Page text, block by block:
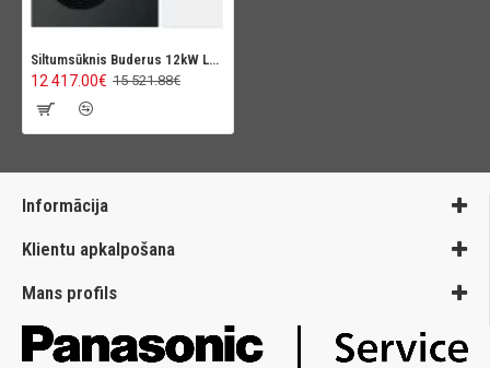
Siltumsūknis Buderus 12kW Logatherm WLW176i, ar 70L akumulācijas tvertni
12 417.00€ 15 521.88€
Informācija
Klientu apkalpošana
Mans profils